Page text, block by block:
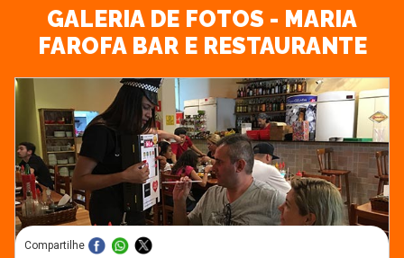
GALERIA DE FOTOS - MARIA
FAROFA BAR E RESTAURANTE
Compartilhe